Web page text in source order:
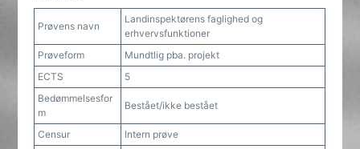
Prøvens navn
Landinspektørens faglighed og
erhvervsfunktioner
Prøveform
Mundtlig pba. projekt
ECTS
5
Bedømmelsesfor
m
Bestået/ikke bestået
Censur
Intern prøve